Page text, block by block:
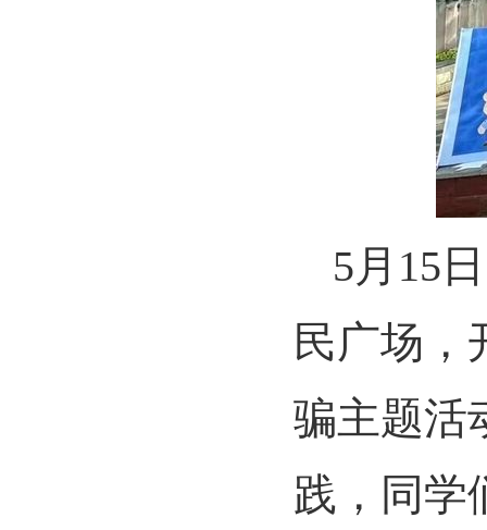
5月15
民广场，
骗主题活
践，同学